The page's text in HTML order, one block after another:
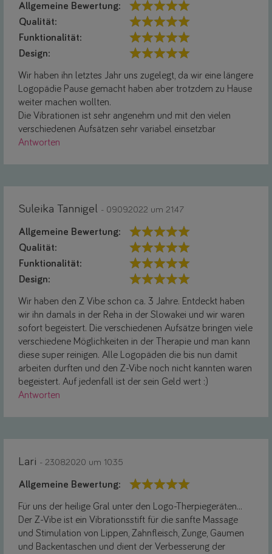
Allgemeine Bewertung:
Qualität:
Funktionalität:
Design:
Wir haben ihn letztes Jahr uns zugelegt, da wir eine längere
Logopädie Pause gemacht haben aber trotzdem zu Hause
weiter machen wollten.
Die Vibrationen ist sehr angenehm und mit den vielen
verschiedenen Aufsätzen sehr variabel einsetzbar
Antworten
Suleika Tannigel - 09.09.2022 um 21:47
Allgemeine Bewertung:
Qualität:
Funktionalität:
Design:
Wir haben den Z Vibe schon ca. 3 Jahre. Entdeckt haben
wir ihn damals in der Reha in der Slowakei und wir waren
sofort begeistert. Die verschiedenen Aufsätze bringen viele
verschiedene Möglichkeiten in der Therapie und man kann
diese super reinigen. Alle Logopäden die bis nun damit
arbeiten durften und den Z-Vibe noch nicht kannten waren
begeistert. Auf jedenfall ist der sein Geld wert :)
Antworten
Lari - 23.08.2020 um 10:35
Allgemeine Bewertung:
Für uns der heilige Gral unter den Logo-Therpiegeräten...
Der Z-Vibe ist ein Vibrationsstift für die sanfte Massage
und Stimulation von Lippen, Zahnfleisch, Zunge, Gaumen
und Backentaschen und dient der Verbesserung der